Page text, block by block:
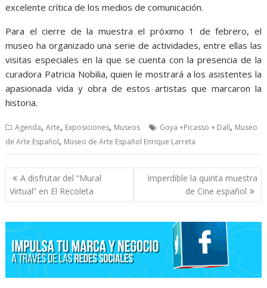
excelente crítica de los medios de comunicación.
Para el cierre de la muestra el próximo 1 de febrero, el
museo ha organizado una serie de actividades, entre ellas las
visitas especiales en la que se cuenta con la presencia de la
curadora Patricia Nobilia, quien le mostrará a los asistentes la
apasionada vida y obra de estos artistas que marcaron la
historia.
Agenda,Arte, Exposiciones, Museos Goya +Picasso + Dalí, Museo
de Arte Español, Museo de Arte Español Enrique Larreta
Navegación
de
entradas
A disfrutar del “Mural
Virtual” en El Recoleta
Imperdible la quinta muestra
de Cine español